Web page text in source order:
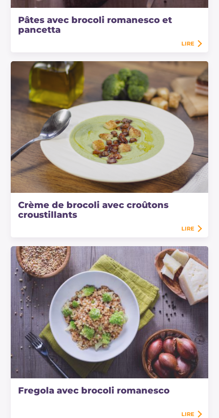
Pâtes avec brocoli romanesco et
pancetta
LIRE
Crème de brocoli avec croûtons
croustillants
LIRE
Fregola avec brocoli romanesco
LIRE